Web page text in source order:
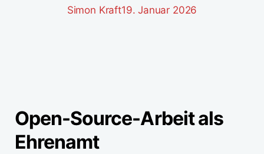
Simon Kraft19. Januar 2026
Open-Source-Arbeit als
Ehrenamt